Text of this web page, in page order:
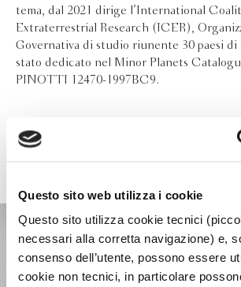
Questo sito web utilizza i cookie
Questo sito utilizza cookie tecnici
necessari alla corretta navigazione) e,
consenso dell’utente, possono essere
cookie non tecnici, in particolare
tema, dal 2021 dirige l’International
Extraterrestrial Research (ICER),
Governativa di studio riunente 30 paesi
stato dedicato nel Minor Planets
PINOTTI 12470-1997BC9.
SAGGI TASCABILI